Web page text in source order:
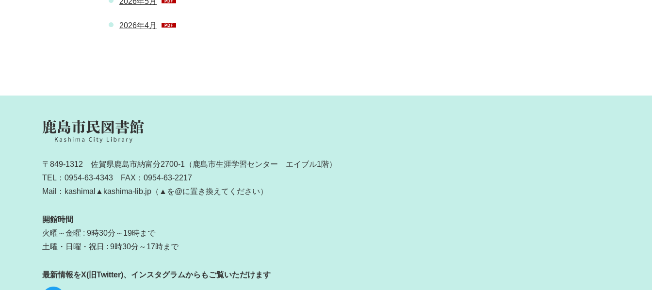
2026年4月
〒849-1312 佐賀県鹿島市納富分2700-1（鹿島市生涯学習センター エイブル1階）
TEL：0954-63-4343 FAX：0954-63-2217
Mail：kashimal▲kashima-lib.jp（▲を@に置き換えてください）
開館時間
火曜～金曜 : 9時30分～19時まで
土曜・日曜・祝日 : 9時30分～17時まで
最新情報をX(旧Twitter)、インスタグラムからもご覧いただけます